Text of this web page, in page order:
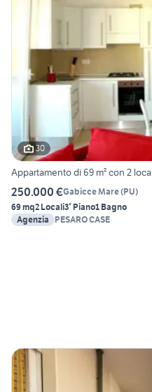
30
Appartamento di 69 m² con 2
250.000 €Gabicce Mare(PU)
69 mq2 Locali3° Piano1 Bagno
Agenzia
PESARO CASE